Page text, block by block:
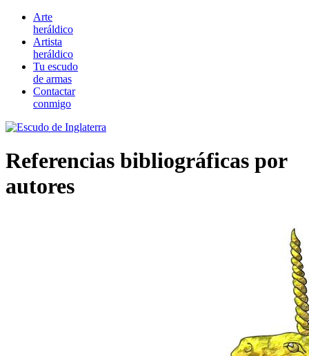
Arte
heráldico
Artista
heráldico
Tu escudo
de armas
Contactar
conmigo
Referencias bibliográficas por
autores